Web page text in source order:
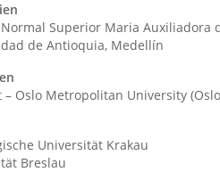
Normal Superior Maria Auxiliadora
de Antioquia, Medellín
– Oslo Metropolitan University
Universität Krakau
Breslau